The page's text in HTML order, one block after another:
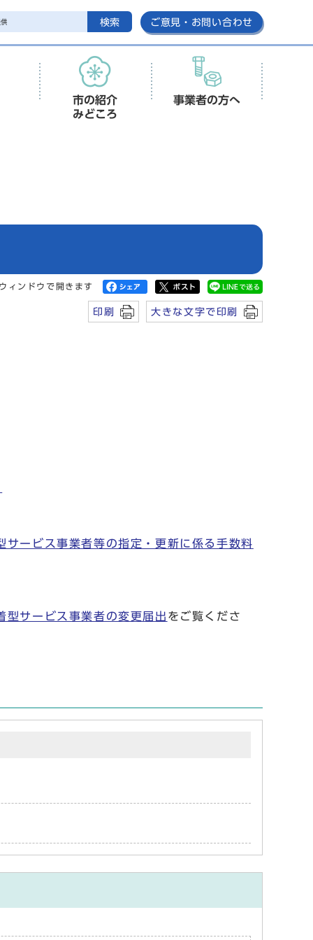
検索 ご意見・お問い合わせ
市の紹介
みどころ
事業者の方へ
ィンドウで開きます
印刷 大きな文字で印刷
サービス事業者等の指定・更新に係る手数料
型サービス事業者の変更届出 をご覧くださ